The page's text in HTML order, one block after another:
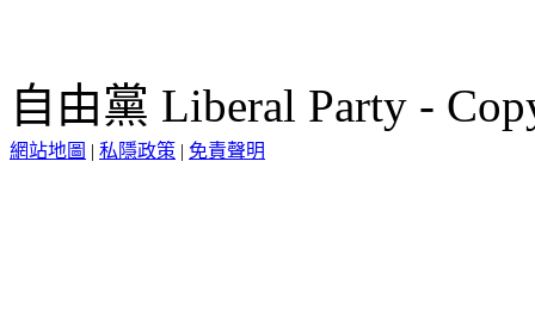
自由黨 Liberal Party -
網站地圖 | 私隱政策 | 免責聲明